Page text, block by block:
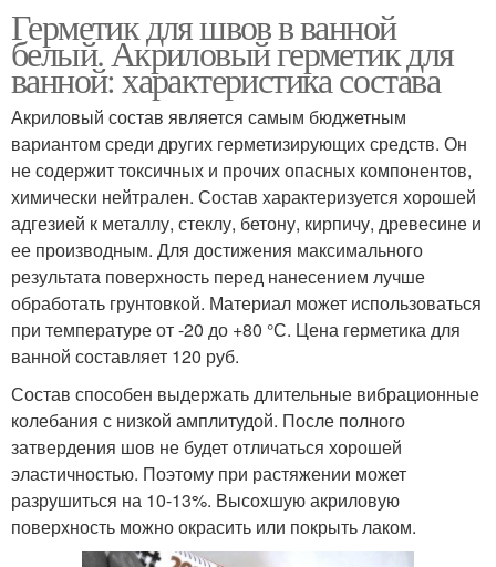
Герметик для швов в ванной
белый. Акриловый герметик для
ванной: характеристика состава
Акриловый состав является самым бюджетным
вариантом среди других герметизирующих средств. Он
не содержит токсичных и прочих опасных компонентов,
химически нейтрален. Состав характеризуется хорошей
адгезией к металлу, стеклу, бетону, кирпичу, древесине и
ее производным. Для достижения максимального
результата поверхность перед нанесением лучше
обработать грунтовкой. Материал может использоваться
при температуре от -20 до +80 °С. Цена герметика для
ванной составляет 120 руб.
Состав способен выдержать длительные вибрационные
колебания с низкой амплитудой. После полного
затвердения шов не будет отличаться хорошей
эластичностью. Поэтому при растяжении может
разрушиться на 10-13%. Высохшую акриловую
поверхность можно окрасить или покрыть лаком.